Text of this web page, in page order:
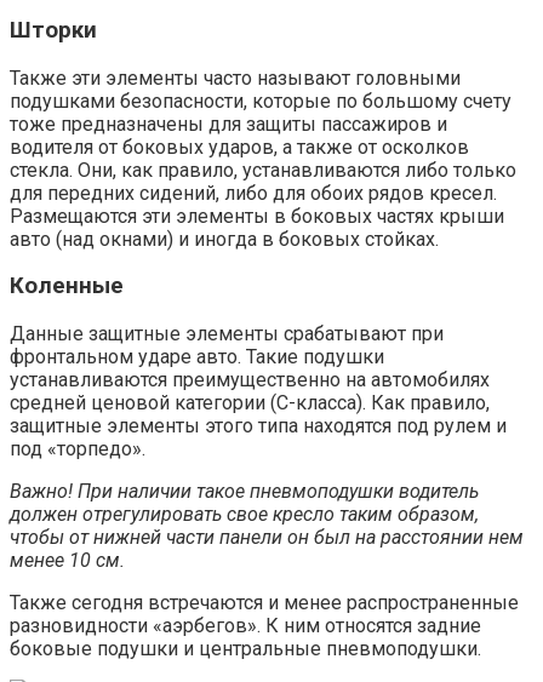
Шторки
Также эти элементы часто называют головными
подушками безопасности, которые по большому счету
тоже предназначены для защиты пассажиров и
водителя от боковых ударов, а также от осколков
стекла. Они, как правило, устанавливаются либо только
для передних сидений, либо для обоих рядов кресел.
Размещаются эти элементы в боковых частях крыши
авто (над окнами) и иногда в боковых стойках.
Коленные
Данные защитные элементы срабатывают при
фронтальном ударе авто. Такие подушки
устанавливаются преимущественно на автомобилях
средней ценовой категории (С-класса). Как правило,
защитные элементы этого типа находятся под рулем и
под «торпедо».
Важно! При наличии такое пневмоподушки водитель
должен отрегулировать свое кресло таким образом,
чтобы от нижней части панели он был на расстоянии нем
менее 10 см.
Также сегодня встречаются и менее распространенные
разновидности «аэрбегов». К ним относятся задние
боковые подушки и центральные пневмоподушки.